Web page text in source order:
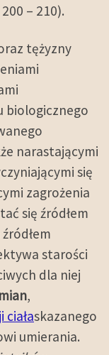
– 210).
tężyzny
biologicznego
narastającymi
się
zagrożenia
się źródłem
starości
dla niej
,
skazanego
umierania.